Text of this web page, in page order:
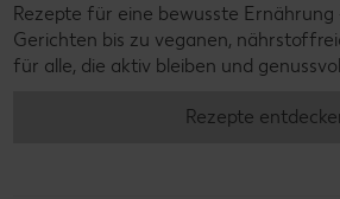
Rezepte für eine bewusste Ernährung
Gerichten bis zu veganen,
für alle, die aktiv bleiben und
Rezepte